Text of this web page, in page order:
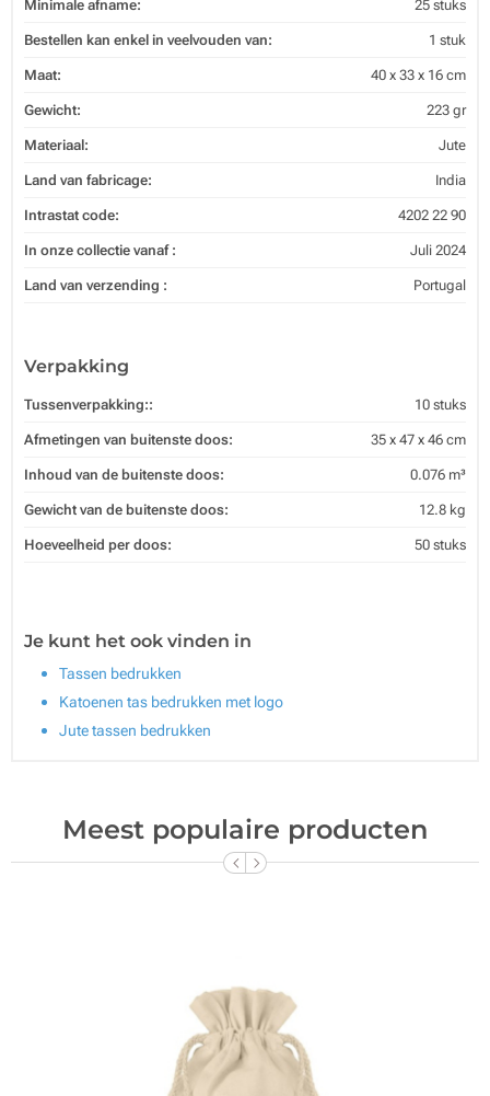
Minimale afname: 25 stuks
Bestellen kan enkel in veelvouden van: 1 stuk
Maat: 40 x 33 x 16 cm
Gewicht: 223 gr
Materiaal: Jute
Land van fabricage: India
Intrastat code: 4202 22 90
In onze collectie vanaf : Juli 2024
Land van verzending : Portugal
Verpakking
Tussenverpakking:: 10 stuks
Afmetingen van buitenste doos: 35 x 47 x 46 cm
Inhoud van de buitenste doos: 0.076 m³
Gewicht van de buitenste doos: 12.8 kg
Hoeveelheid per doos: 50 stuks
Je kunt het ook vinden in
Tassen bedrukken
Katoenen tas bedrukken met logo
Jute tassen bedrukken
Meest populaire producten